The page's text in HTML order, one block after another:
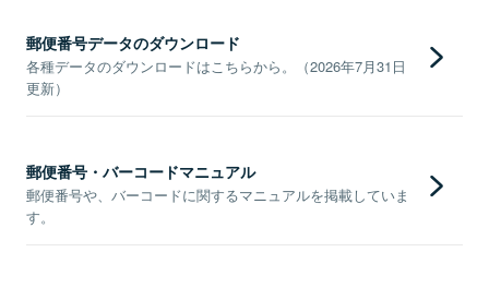
郵便番号データのダウンロード
各種データのダウンロードはこちらから。（2026年7月31日
更新）
郵便番号・バーコードマニュアル
郵便番号や、バーコードに関するマニュアルを掲載していま
す。